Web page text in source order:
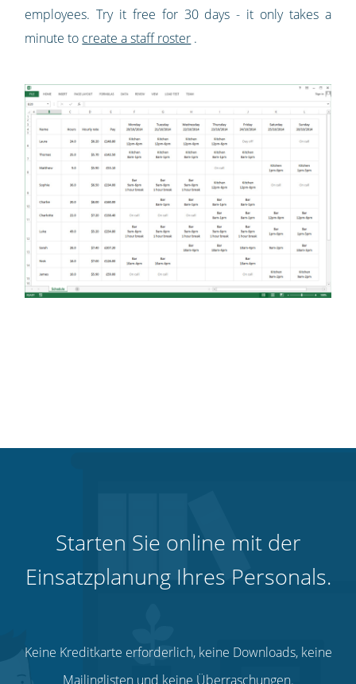
employees. Try it free for 30 days - it only takes a
minute to create a staff roster .
Starten Sie online mit der
Einsatzplanung Ihres Personals.
Keine Kreditkarte erforderlich, keine Downloads, keine
Mailinglisten und keine Überraschungen.